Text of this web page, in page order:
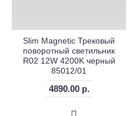
Slim Magnetic Трековый
поворотный светильник
R02 12W 4200K черный
85012/01
4890.00 р.